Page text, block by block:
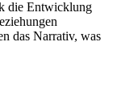
die Entwicklung
das Narrativ, was